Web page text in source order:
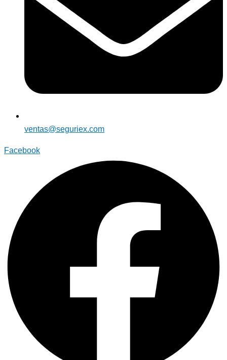
ventas@seguriex.com
Facebook